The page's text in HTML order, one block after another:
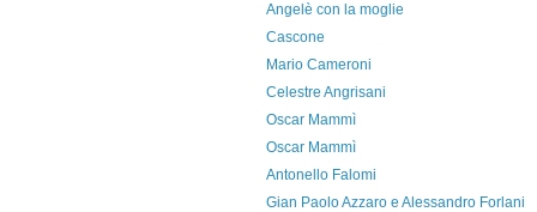
Angelè con la moglie
Cascone
Mario Cameroni
Celestre Angrisani
Oscar Mammì
Oscar Mammì
Antonello Falomi
Gian Paolo Azzaro e Alessandro Forlani